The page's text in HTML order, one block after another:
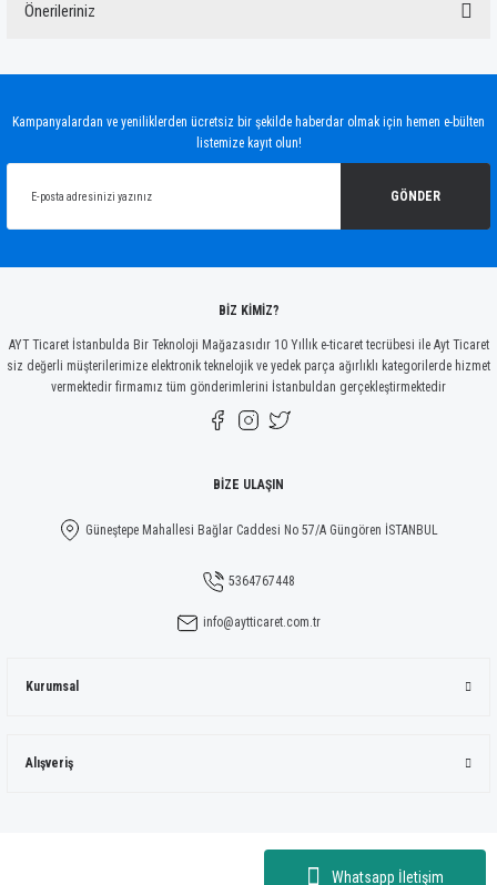
Whatsapp İletişim
Önerileriniz
Ürün açıklamasında eksik bilgiler bulunuyor.
Gönder
Kampanyalardan ve yeniliklerden ücretsiz bir şekilde haberdar olmak için hemen e-bülten
listemize kayıt olun!
GÖNDER
BİZ KİMİZ?
AYT Ticaret İstanbulda Bir Teknoloji Mağazasıdır 10 Yıllık e-ticaret tecrübesi ile Ayt Ticaret
siz değerli müşterilerimize elektronik teknelojik ve yedek parça ağırlıklı kategorilerde hizmet
vermektedir firmamız tüm gönderimlerini İstanbuldan gerçekleştirmektedir
BİZE ULAŞIN
Güneştepe Mahallesi Bağlar Caddesi No 57/A Güngören İSTANBUL
5364767448
info@aytticaret.com.tr
Kurumsal
Alışveriş